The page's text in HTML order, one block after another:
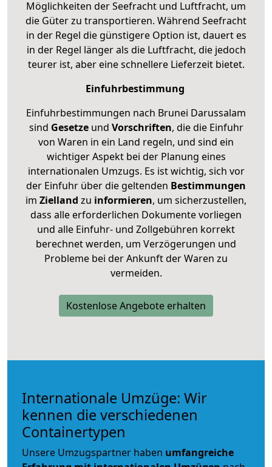
Möglichkeiten der Seefracht und Luftfracht, um
die Güter zu transportieren. Während Seefracht
in der Regel die günstigere Option ist, dauert es
in der Regel länger als die Luftfracht, die jedoch
teurer ist, aber eine schnellere Lieferzeit bietet.
Einfuhrbestimmung
Einfuhrbestimmungen nach Brunei Darussalam
sind Gesetzeund Vorschriften, die die Einfuhr
von Waren in ein Land regeln, und sind ein
wichtiger Aspekt bei der Planung eines
internationalen Umzugs. Es ist wichtig, sich vor
der Einfuhr über die geltenden Bestimmungen
im Zielland zu informieren, um sicherzustellen,
dass alle erforderlichen Dokumente vorliegen
und alle Einfuhr- und Zollgebühren korrekt
berechnet werden, um Verzögerungen und
Probleme bei der Ankunft der Waren zu
vermeiden.
Kostenlose Angebote erhalten
Internationale Umzüge: Wir
kennen die verschiedenen
Containertypen
Unsere Umzugspartner haben umfangreiche